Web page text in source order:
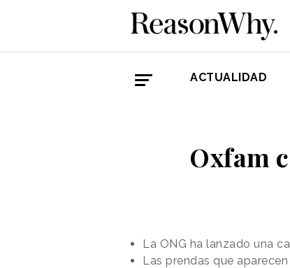
ACTUALIDAD
Oxfam
La ONG ha lanzado una
Las prendas que